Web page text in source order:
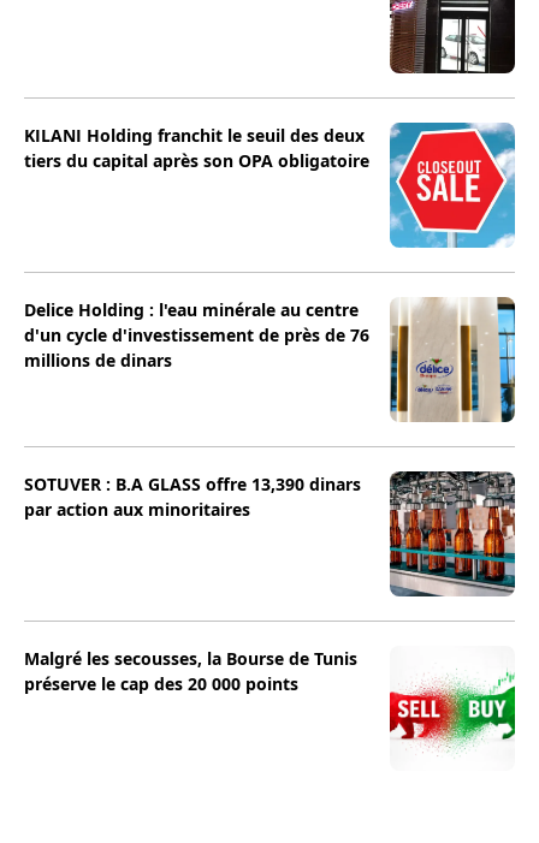
KILANI Holding franchit le seuil des deux
tiers du capital après son OPA obligatoire
Delice Holding : l'eau minérale au centre
d'un cycle d'investissement de près de 76
millions de dinars
SOTUVER : B.A GLASS offre 13,390 dinars
par action aux minoritaires
Malgré les secousses, la Bourse de Tunis
préserve le cap des 20 000 points